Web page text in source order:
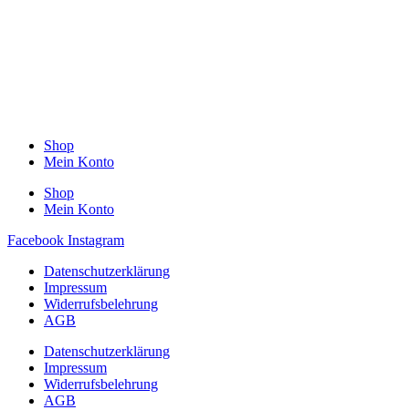
Shop
Mein Konto
Shop
Mein Konto
Facebook Instagram
Datenschutzerklärung
Impressum
Widerrufsbelehrung
AGB
Datenschutzerklärung
Impressum
Widerrufsbelehrung
AGB